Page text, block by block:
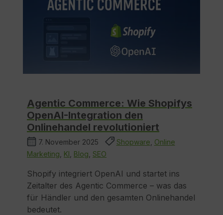
Agentic Commerce: Wie Shopifys
OpenAI-Integration den
Onlinehandel revolutioniert
7. November 2025 Shopware Online
Marketing KI Blog SEO
Shopify integriert OpenAI und startet ins
Zeitalter des Agentic Commerce – was das
für Händler und den gesamten Onlinehandel
bedeutet.